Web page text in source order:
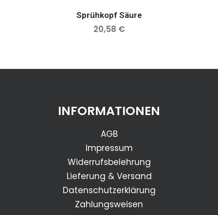
IN DEN WARENKORB
Sprühkopf Säure
20,58 €
INFORMATIONEN
AGB
Impressum
Widerrufsbelehrung
Lieferung & Versand
Datenschutzerklärung
Zahlungsweisen